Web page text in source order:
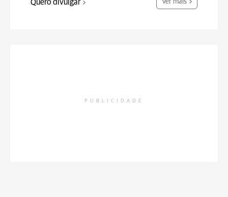
Quero divulgar Ver mais
PUBLICIDADE